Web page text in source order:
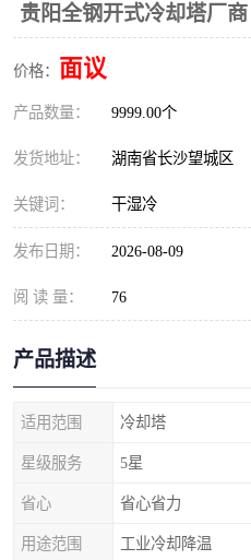
贵阳全钢开式冷却塔厂商
价格： 面议
产品数量： 9999.00个
发货地址： 湖南省长沙望城区
关键词： 干湿冷
发布日期： 2026-08-09
阅 读 量： 76
产品描述
适用范围 冷却塔
星级服务 5星
省心 省心省力
用途范围 工业冷却降温